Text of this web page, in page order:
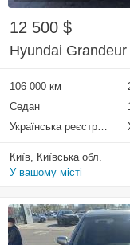
12 500 $
Hyundai Grandeur
106 000 км
Седан
Українська реєстрація
Київ, Київська обл.
У вашому місті